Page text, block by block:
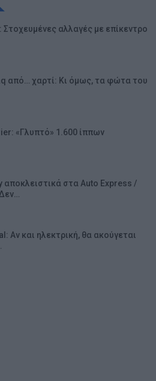
Στοχευμένες αλλαγές με επίκεντρο
από… χαρτί: Κι όμως, τα φώτα του
«Γλυπτό» 1.600 ίππων
αποκλειστικά στα Auto Express /
Αν και ηλεκτρική, θα ακούγεται